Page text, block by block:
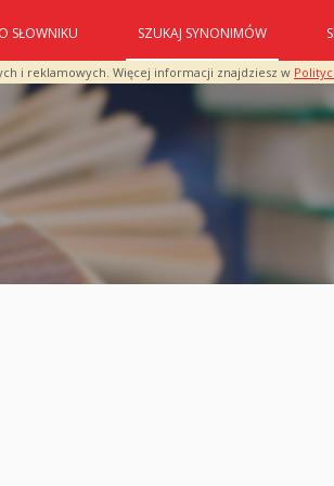
i reklamowych. Więcej informacji znajdziesz w
O SŁOWNIKU SZUKAJ SYNONIMÓW